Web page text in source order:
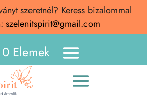
szeretnél? Keress bizalommal
szelenitspirit@gmail.com
0 Elemek